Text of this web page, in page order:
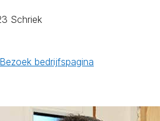
Schriek
Bezoek bedrijfspagina